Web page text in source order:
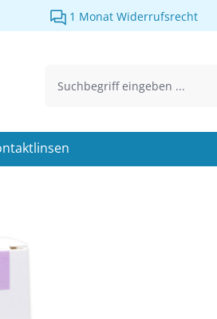
1 Monat Widerrufsrecht